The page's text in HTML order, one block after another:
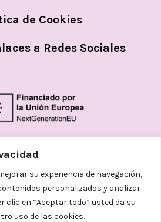
su experiencia de navegación,
personalizados y analizar
clic en “Aceptar todo” usted da su
uso de las cookies.
de Cookies
a Redes Sociales